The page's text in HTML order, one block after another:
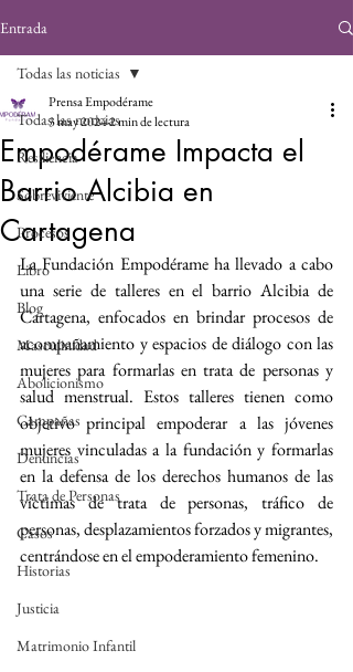
Entrada
Todas las noticias
Resiliencia
Sobreviviente
Procesos
Libro
Blog
Masculinidad
Abolicionismo
Campañas
Denuncias
Trata de Personas
Casos
Historias
Justicia
Matrimonio Infantil
Todas las noticias
Empodérame Impacta el
Barrio Alcibia en
Cartagena
Prensa Empodérame
3 may 20242 min de lectura
La Fundación Empodérame ha llevado a cabo
una serie de talleres en el barrio Alcibia de
Cartagena, enfocados en brindar procesos de
acompañamiento y espacios de diálogo con las
mujeres para formarlas en trata de personas y
salud menstrual. Estos talleres tienen como
objetivo principal empoderar a las jóvenes
mujeres vinculadas a la fundación y formarlas
en la defensa de los derechos humanos de las
víctimas de trata de personas, tráfico de
personas, desplazamientos forzados y migrantes,
centrándose en el empoderamiento femenino.